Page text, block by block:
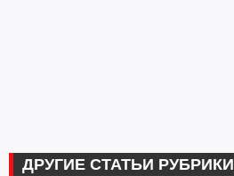
ДРУГИЕ СТАТЬИ РУБРИКИ